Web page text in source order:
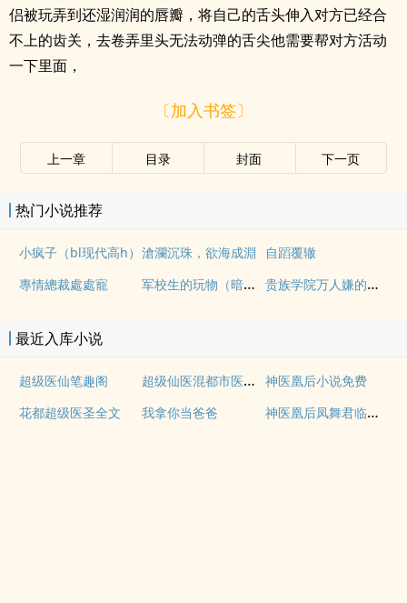
侣被玩弄到还湿润润的唇瓣，将自己的舌头伸入对方已经合
不上的齿关，去卷弄里头无法动弹的舌尖他需要帮对方活动
一下里面，
〔加入书签〕
上一章 目录 封面 下一页
热门小说推荐
小疯子（bl现代高h） 滄瀾沉珠，欲海成淵
自蹈覆辙
專情總裁處處寵
军校生的玩物（暗黑NPH） 贵族学院万人嫌的训狗日常【NP】
最近入库小说
超级医仙笔趣阁 超级仙医混都市医心医意
神医凰后小说免费
花都超级医圣全文
我拿你当爸爸 神医凰后凤舞君临渊免费小说